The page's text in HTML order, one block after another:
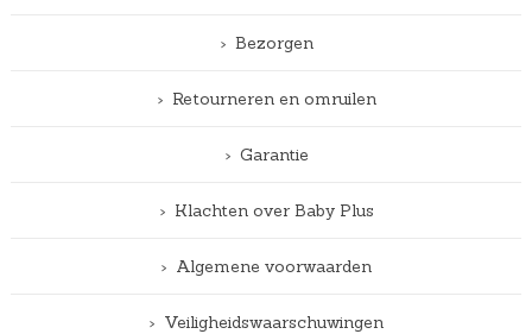
Bezorgen
Retourneren en omruilen
Garantie
Klachten over Baby Plus
Algemene voorwaarden
Veiligheidswaarschuwingen